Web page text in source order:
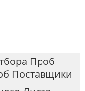
Проб
Поставщики